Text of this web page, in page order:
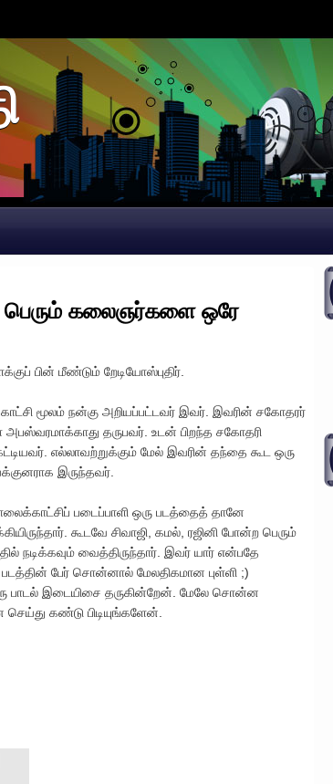
பெரும் கலைஞர்களை ஒரே
பின் மீண்டும் றேடியோஸ்புதிர்.
மூலம் நன்கு அறியப்பட்டவர் இவர். இவரின் சகோதரர்
தருபவர். உடன் பிறந்த சகோதரி
எல்லாவற்றுக்கும் மேல் இவரின் தந்தை கூட ஒரு
இருந்தவர்.
படைப்பாளி ஒரு படத்தைத் தானே
கூடவே சிவாஜி, கமல், ரஜினி போன்ற பெரும்
நடிக்கவும் வைத்திருந்தார். இவர் யார் என்பதே
படத்தின் பேர் சொன்னால் மேலதிகமான புள்ளி ;)
பாடல் இடையிசை தருகின்றேன். மேலே சொன்ன
கண்டு பிடியுங்களேன்.